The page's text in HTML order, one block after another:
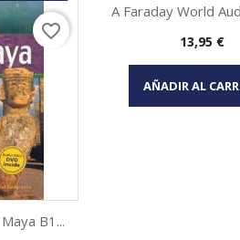
B1...
favorite_border
Vista
A Faraday World
Precio
13,95 €
AÑADIR AL